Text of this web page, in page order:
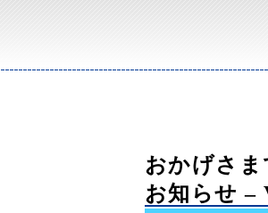
おかげさま
お知らせ –